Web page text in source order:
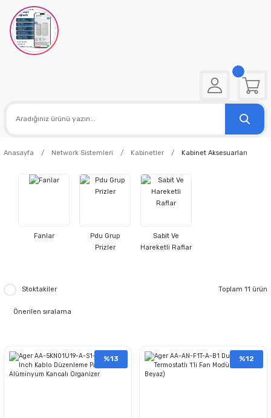
Anasayfa Network Sistemleri Kabinetler Kabinet Aksesuarları
Fanlar
Pdu Grup
Prizler
Sabit Ve
Hareketli Raflar
Stoktakiler Toplam 11 ürün
%13 %12